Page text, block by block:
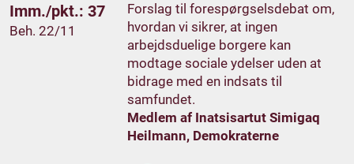
Imm./pkt.: 37
Beh. 22/11
Forslag til forespørgselsdebat om,
hvordan vi sikrer, at ingen
arbejdsduelige borgere kan
modtage sociale ydelser uden at
bidrage med en indsats til
samfundet.
Medlem af Inatsisartut Simigaq
Heilmann, Demokraterne